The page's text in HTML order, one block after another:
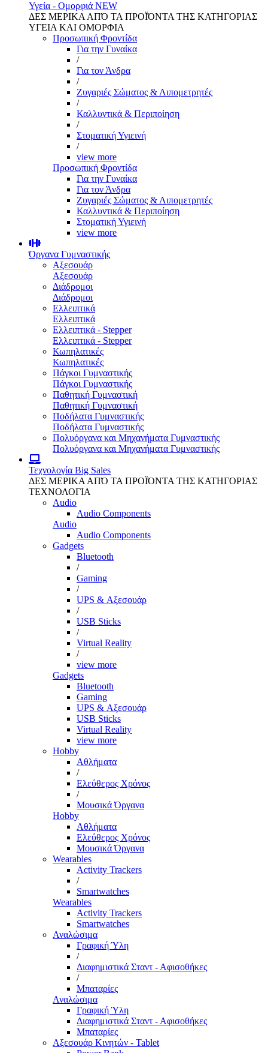
Υγεία - Ομορφιά NEW
ΔΕΣ ΜΕΡΙΚΑ ΑΠΌ ΤΑ ΠΡΟΪΌΝΤΑ ΤΗΣ ΚΑΤΗΓΟΡΙΑΣ
ΥΓΕΙΑ ΚΑΙ ΟΜΟΡΦΙΑ
Προσωπική Φροντίδα
Για την Γυναίκα
/
Για τον Άνδρα
/
Ζυγαριές Σώματος & Λιπομετρητές
/
Καλλυντικά & Περιποίηση
/
Στοματική Υγιεινή
/
view more
Προσωπική Φροντίδα
Για την Γυναίκα
Για τον Άνδρα
Ζυγαριές Σώματος & Λιπομετρητές
Καλλυντικά & Περιποίηση
Στοματική Υγιεινή
view more
Όργανα Γυμναστικής
Αξεσουάρ
Αξεσουάρ
Διάδρομοι
Διάδρομοι
Ελλειπτικά
Ελλειπτικά
Ελλειπτικά - Stepper
Ελλειπτικά - Stepper
Κωπηλατικές
Κωπηλατικές
Πάγκοι Γυμναστικής
Πάγκοι Γυμναστικής
Παθητική Γυμναστική
Παθητική Γυμναστική
Ποδήλατα Γυμναστικής
Ποδήλατα Γυμναστικής
Πολυόργανα και Μηχανήματα Γυμναστικής
Πολυόργανα και Μηχανήματα Γυμναστικής
Τεχνολογία Big Sales
ΔΕΣ ΜΕΡΙΚΑ ΑΠΌ ΤΑ ΠΡΟΪΌΝΤΑ ΤΗΣ ΚΑΤΗΓΟΡΙΑΣ
ΤΕΧΝΟΛΟΓΙΑ
Audio
Audio Components
Audio
Audio Components
Gadgets
Bluetooth
/
Gaming
/
UPS & Αξεσουάρ
/
USB Sticks
/
Virtual Reality
/
view more
Gadgets
Bluetooth
Gaming
UPS & Αξεσουάρ
USB Sticks
Virtual Reality
view more
Hobby
Αθλήματα
/
Ελεύθερος Χρόνος
/
Μουσικά Όργανα
Hobby
Αθλήματα
Ελεύθερος Χρόνος
Μουσικά Όργανα
Wearables
Activity Trackers
/
Smartwatches
Wearables
Activity Trackers
Smartwatches
Αναλώσιμα
Γραφική Ύλη
/
Διαφημιστικά Σταντ - Αφισοθήκες
/
Μπαταρίες
Αναλώσιμα
Γραφική Ύλη
Διαφημιστικά Σταντ - Αφισοθήκες
Μπαταρίες
Αξεσουάρ Κινητών - Tablet